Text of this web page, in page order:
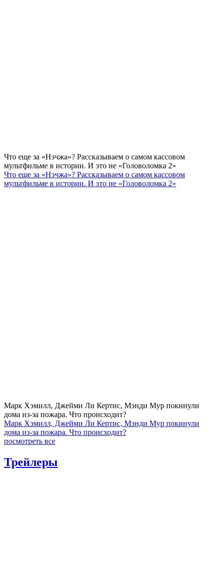
Что еще за «Нэчжа»? Рассказываем о самом кассовом
мультфильме в истории. И это не «Головоломка 2»
Что еще за «Нэчжа»? Рассказываем о самом кассовом
мультфильме в истории. И это не «Головоломка 2»
Марк Хэмилл, Джейми Ли Кертис, Мэнди Мур покинули
дома из-за пожара. Что происходит?
Марк Хэмилл, Джейми Ли Кертис, Мэнди Мур покинули
дома из-за пожара. Что происходит?
посмотреть все
Трейлеры